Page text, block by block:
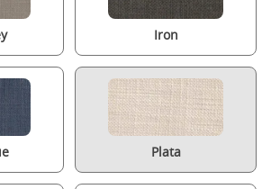
Iron
Plata